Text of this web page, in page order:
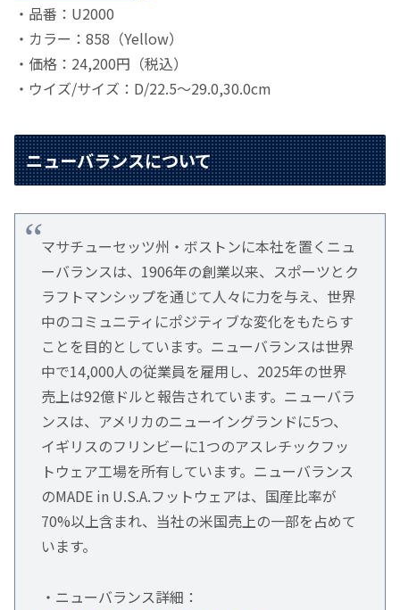
・品番：U2000
・カラー：858（Yellow）
・価格：24,200円（税込）
・ウイズ/サイズ：D/22.5～29.0,30.0cm
ニューバランスについて
マサチューセッツ州・ボストンに本社を置くニュ
ーバランスは、1906年の創業以来、スポーツとク
ラフトマンシップを通じて人々に力を与え、世界
中のコミュニティにポジティブな変化をもたらす
ことを目的としています。ニューバランスは世界
中で14,000人の従業員を雇用し、2025年の世界
売上は92億ドルと報告されています。ニューバラ
ンスは、アメリカのニューイングランドに5つ、
イギリスのフリンビーに1つのアスレチックフッ
トウェア工場を所有しています。ニューバランス
のMADE in U.S.A.フットウェアは、国産比率が
70%以上含まれ、当社の米国売上の一部を占めて
います。
・ニューバランス詳細：